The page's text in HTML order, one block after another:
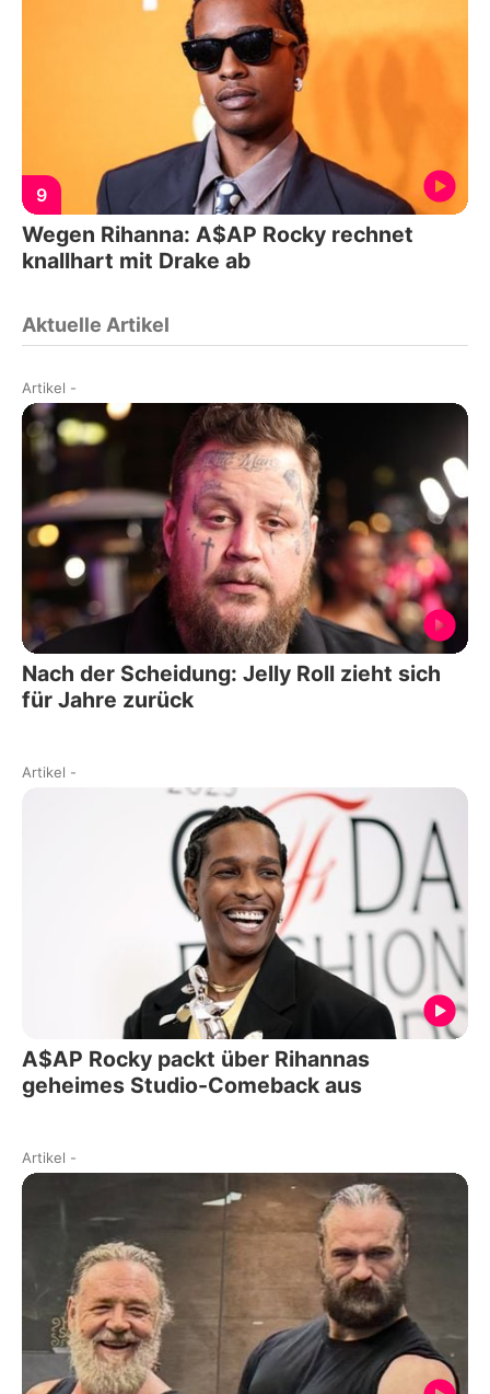
9
Wegen Rihanna: A$AP Rocky rechnet
knallhart mit Drake ab
Aktuelle Artikel
Artikel -
Nach der Scheidung: Jelly Roll zieht sich
für Jahre zurück
Artikel -
A$AP Rocky packt über Rihannas
geheimes Studio-Comeback aus
Artikel -